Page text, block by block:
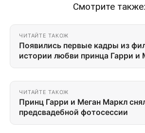
Смотрите также:
ЧИТАЙТЕ ТАКОЖ
Появились первые кадры из
истории любви принца Гарри и
ЧИТАЙТЕ ТАКОЖ
Принц Гарри и Меган Маркл
предсвадебной фотосессии